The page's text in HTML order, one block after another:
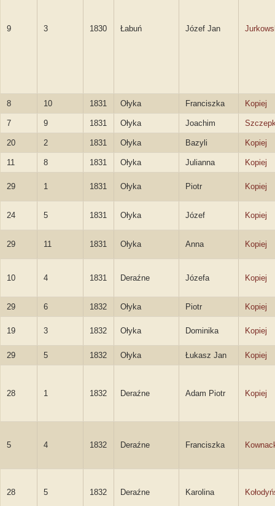
9 3 1830 Łabuń Józef Jan
8 10 1831 Ołyka Franciszka Kopiej
7 9 1831 Ołyka Joachim
20 2 1831 Ołyka Bazyli Kopiej
11 8 1831 Ołyka Julianna Kopiej
29 1 1831 Ołyka Piotr Kopiej
24 5 1831 Ołyka Józef Kopiej
29 11 1831 Ołyka Anna Kopiej
10 4 1831 Deraźne Józefa Kopiej
29 6 1832 Ołyka Piotr Kopiej
19 3 1832 Ołyka Dominika Kopiej
29 5 1832 Ołyka Łukasz Jan Kopiej
28 1 1832 Deraźne Adam Piotr Kopiej
5 4 1832 Deraźne Franciszka
28 5 1832 Deraźne Karolina